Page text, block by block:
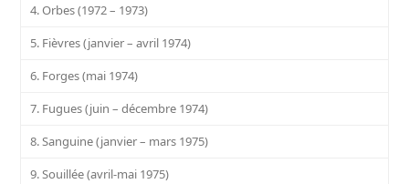
4. Orbes (1972 – 1973)
5. Fièvres (janvier – avril 1974)
6. Forges (mai 1974)
7. Fugues (juin – décembre 1974)
8. Sanguine (janvier – mars 1975)
9. Souillée (avril-mai 1975)